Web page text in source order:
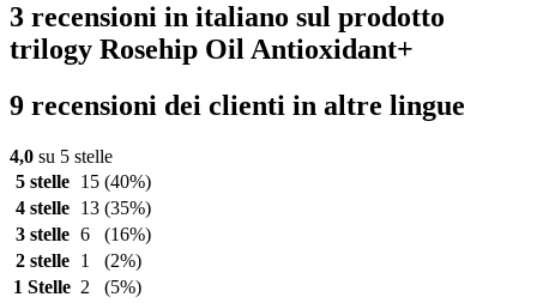
3 recensioni in italiano sul prodotto
trilogy Rosehip Oil Antioxidant+
9 recensioni dei clienti in altre lingue
4,0 su 5 stelle
5 stelle
15 (40%)
4 stelle
13 (35%)
3 stelle 6
(16%)
2 stelle
1
(2%)
1 Stelle 2 (5%)